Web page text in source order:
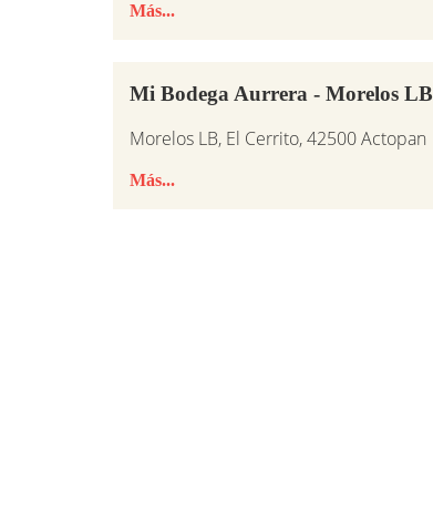
Más...
Mi Bodega Aurrera - Morelos LB
Morelos LB, El Cerrito, 42500 Actopan
Más...